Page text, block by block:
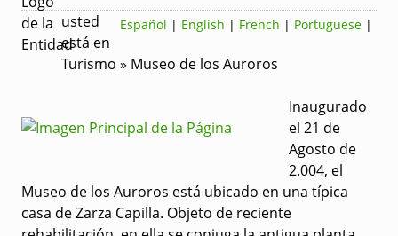
Español | English | French | Portuguese |
usted
está en
Turismo » Museo de los Auroros
Inaugurado
el 21 de
Agosto de
2.004, el
Museo de los Auroros está ubicado en una típica
casa de Zarza Capilla. Objeto de reciente